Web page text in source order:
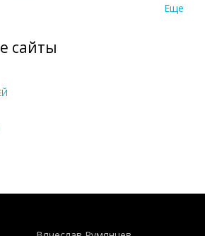
Еще
сайты